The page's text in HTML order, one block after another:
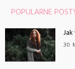
POPULARNE
30